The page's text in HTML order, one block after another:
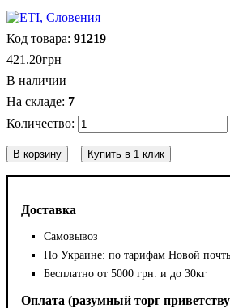
Доставка
Самовывоз
По Украине: по тарифам Новой
Бесплатно от 5000 грн. и до 30кг
Оплата (разумный торг
91219
421 .20грн
В наличии
7
В корзину Купить в 1 клик